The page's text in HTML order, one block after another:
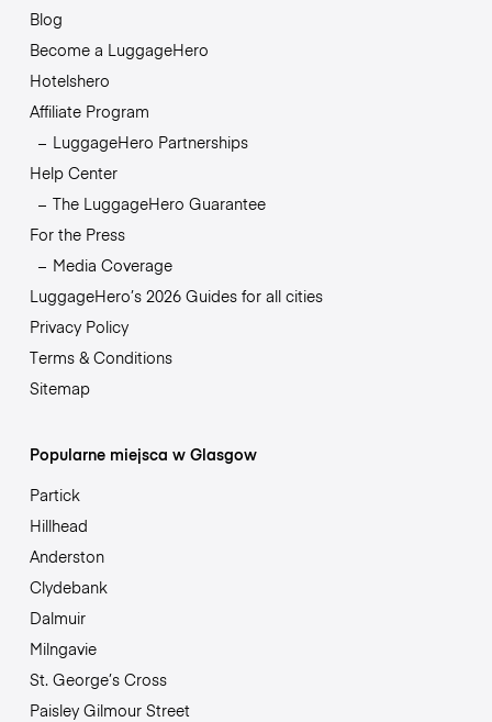
Blog
Become a LuggageHero
Hotelshero
Affiliate Program
LuggageHero Partnerships
Help Center
The LuggageHero Guarantee
For the Press
Media Coverage
LuggageHero’s 2026 Guides for all cities
Privacy Policy
Terms & Conditions
Sitemap
Popularne miejsca w Glasgow
Partick
Hillhead
Anderston
Clydebank
Dalmuir
Milngavie
St. George’s Cross
Paisley Gilmour Street